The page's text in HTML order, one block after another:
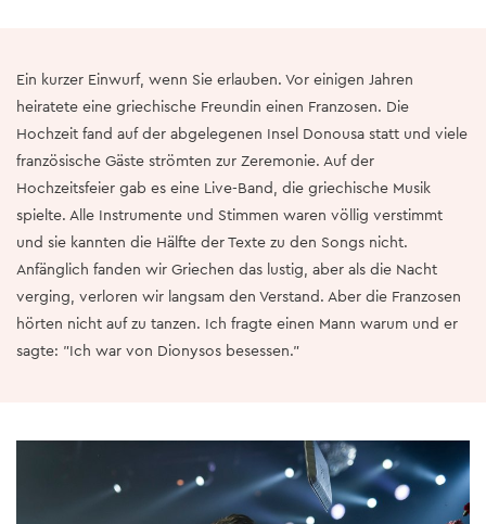
Ein kurzer Einwurf, wenn Sie erlauben. Vor einigen Jahren
heiratete eine griechische Freundin einen Franzosen. Die
Hochzeit fand auf der abgelegenen Insel Donousa statt und viele
französische Gäste strömten zur Zeremonie. Auf der
Hochzeitsfeier gab es eine Live-Band, die griechische Musik
spielte. Alle Instrumente und Stimmen waren völlig verstimmt
und sie kannten die Hälfte der Texte zu den Songs nicht.
Anfänglich fanden wir Griechen das lustig, aber als die Nacht
verging, verloren wir langsam den Verstand. Aber die Franzosen
hörten nicht auf zu tanzen. Ich fragte einen Mann warum und er
sagte: "Ich war von Dionysos besessen."